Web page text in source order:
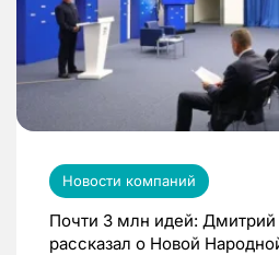
Новости компаний
Почти 3 млн идей:
рассказал о Новой